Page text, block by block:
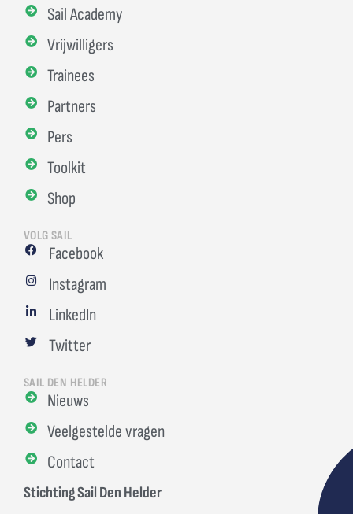
Sail Academy
Vrijwilligers
Trainees
Partners
Pers
Toolkit
Shop
VOLG SAIL
Facebook
Instagram
LinkedIn
Twitter
SAIL DEN HELDER
Nieuws
Veelgestelde vragen
Contact
Stichting Sail Den Helder